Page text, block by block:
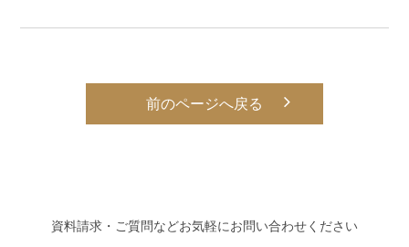
前のページへ戻る
資料請求・ご質問などお気軽にお問い合わせください